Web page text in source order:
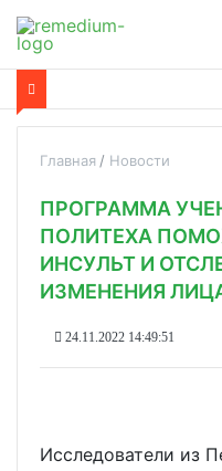
Главная Новости
ПРОГРАММА
ПОЛИТЕХА
ИНСУЛЬТ И
ИЗМЕНЕНИЯ
24.11.2022 14:49:51
Исследователи из